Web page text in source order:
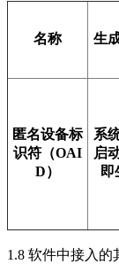
名称 生
匿名设备标
识符（OAI
D）
系
启
即
1.8 软件中接入